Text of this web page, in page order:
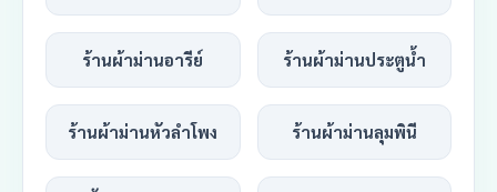
ร้านผ้าม่านอารีย์ ร้านผ้าม่านประตูน้ำ
ร้านผ้าม่านหัวลำโพง ร้านผ้าม่านลุมพินี